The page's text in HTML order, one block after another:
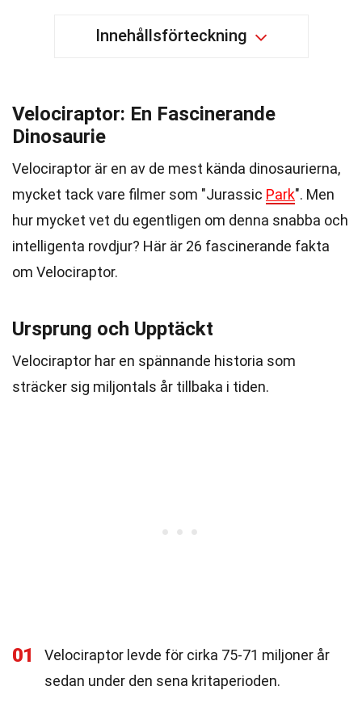
Innehållsförteckning
Velociraptor: En Fascinerande
Dinosaurie
Velociraptor är en av de mest kända dinosaurierna,
mycket tack vare filmer som "Jurassic Park". Men
hur mycket vet du egentligen om denna snabba och
intelligenta rovdjur? Här är 26 fascinerande fakta
om Velociraptor.
Ursprung och Upptäckt
Velociraptor har en spännande historia som
sträcker sig miljontals år tillbaka i tiden.
01
Velociraptor levde för cirka 75-71 miljoner år
sedan under den sena kritaperioden.